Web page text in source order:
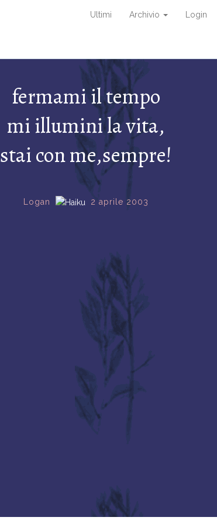
Ultimi Archivio Login
fermami il tempo
mi illumini la vita,
stai con me,sempre!
Logan 2 aprile 2003